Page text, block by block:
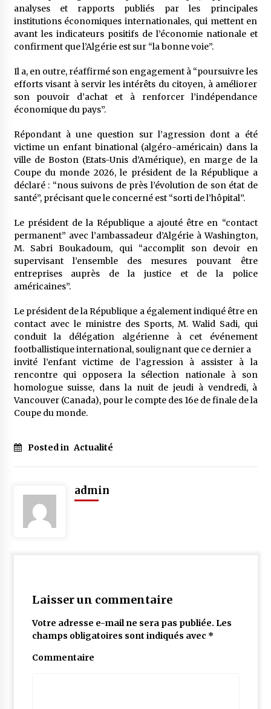
analyses et rapports publiés par les principales
institutions économiques internationales, qui mettent en
avant les indicateurs positifs de l’économie nationale et
confirment que l’Algérie est sur “la bonne voie”.
Il a, en outre, réaffirmé son engagement à “poursuivre les
efforts visant à servir les intérêts du citoyen, à améliorer
son pouvoir d’achat et à renforcer l’indépendance
économique du pays”.
Répondant à une question sur l’agression dont a été
victime un enfant binational (algéro-américain) dans la
ville de Boston (Etats-Unis d’Amérique), en marge de la
Coupe du monde 2026, le président de la République a
déclaré : “nous suivons de près l’évolution de son état de
santé”, précisant que le concerné est “sorti de l’hôpital”.
Le président de la République a ajouté être en “contact
permanent” avec l’ambassadeur d’Algérie à Washington,
M. Sabri Boukadoum, qui “accomplit son devoir en
supervisant l’ensemble des mesures pouvant être
entreprises auprès de la justice et de la police
américaines”.
Le président de la République a également indiqué être en
contact avec le ministre des Sports, M. Walid Sadi, qui
conduit la délégation algérienne à cet événement
footballistique international, soulignant que ce dernier a
invité l’enfant victime de l’agression à assister à la
rencontre qui opposera la sélection nationale à son
homologue suisse, dans la nuit de jeudi à vendredi, à
Vancouver (Canada), pour le compte des 16e de finale de la
Coupe du monde.
Posted in Actualité
admin
Laisser un commentaire
Votre adresse e-mail ne sera pas publiée. Les
champs obligatoires sont indiqués avec *
Commentaire